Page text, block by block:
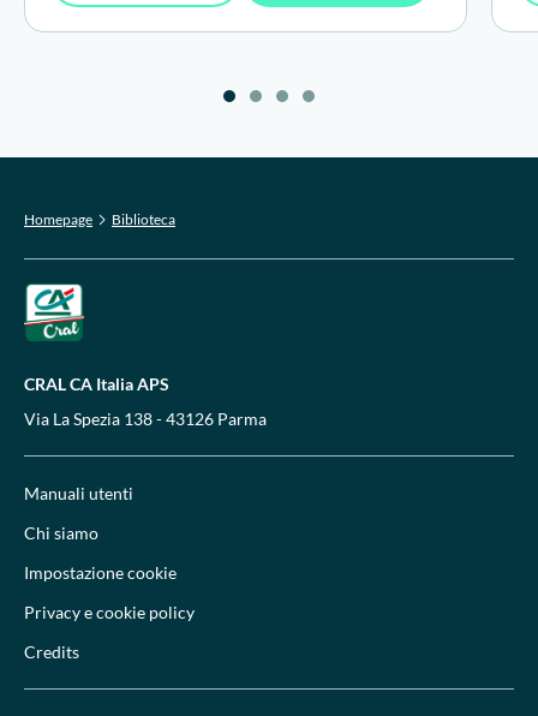
Homepage Biblioteca
CRAL CA Italia APS
Via La Spezia 138 - 43126 Parma
Manuali utenti
Chi siamo
Impostazione cookie
Privacy e cookie policy
Credits